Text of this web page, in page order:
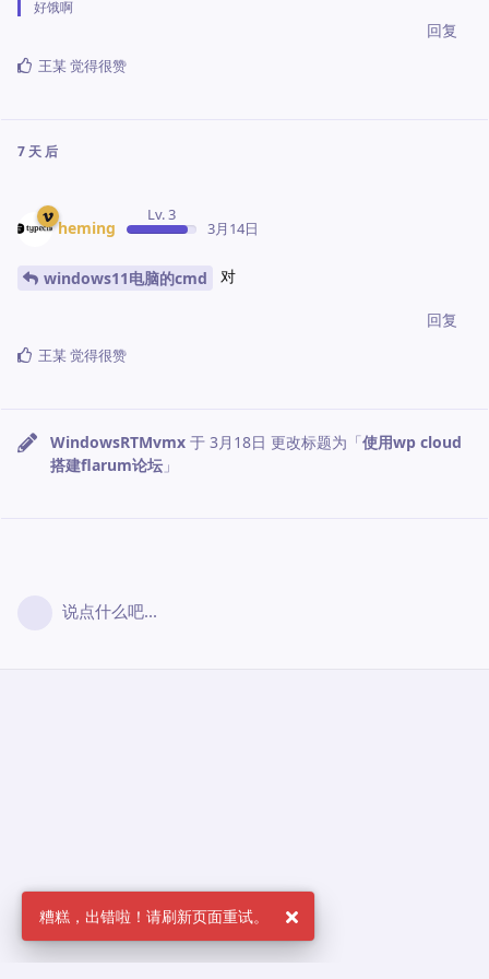
好饿啊
回复
王某觉得很赞
7 天 后
heming
Lv. 3
3月14日
windows11电脑的cmd 对
回复
王某觉得很赞
WindowsRTMvmx 于 3月18日 更改标题为「使用wp cloud
搭建flarum论坛 」
说点什么吧...